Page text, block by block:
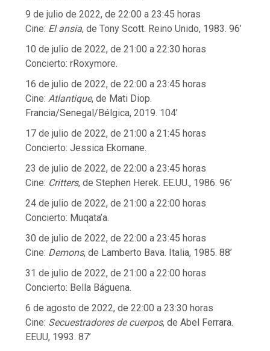
9 de julio de 2022, de 22:00 a 23:45 horas
Cine: El ansia, de Tony Scott. Reino Unido, 1983. 96’
10 de julio de 2022, de 21:00 a 22:30 horas
Concierto: rRoxymore.
16 de julio de 2022, de 22:00 a 23:45 horas
Cine:Atlantique, de Mati Diop.
Francia/Senegal/Bélgica, 2019. 104’
17 de julio de 2022, de 21:00 a 21:45 horas
Concierto: Jessica Ekomane.
23 de julio de 2022, de 22:00 a 23:45 horas
Cine: Critters, de Stephen Herek. EE.UU., 1986. 96’
24 de julio de 2022, de 21:00 a 22:00 horas
Concierto: Muqata’a.
30 de julio de 2022, de 22:00 a 23:45 horas
Cine: Demons, de Lamberto Bava. Italia, 1985. 88’
31 de julio de 2022, de 21:00 a 22:00 horas
Concierto: Bella Báguena.
6 de agosto de 2022, de 22:00 a 23:30 horas
Cine: Secuestradores de cuerpos, de Abel Ferrara.
EEUU, 1993. 87’